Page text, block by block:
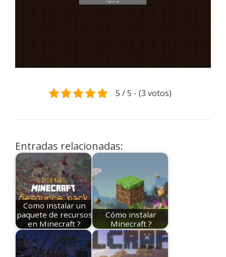
5 / 5 - (3 votos)
Entradas relacionadas:
Como instalar un
paquete de recursos
en Minecraft ?
Cómo instalar
Minecraft ?